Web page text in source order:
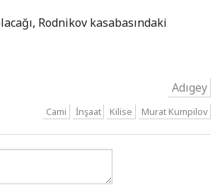
Rodnikov kasabasındaki
Adıgey
Cami İnşaat Kilise Murat Kumpilov